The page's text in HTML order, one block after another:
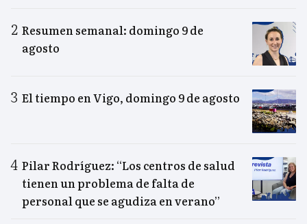
Resumen semanal: domingo 9 de
agosto
El tiempo en Vigo, domingo 9 de agosto
Pilar Rodríguez: “Los centros de salud
tienen un problema de falta de
personal que se agudiza en verano”